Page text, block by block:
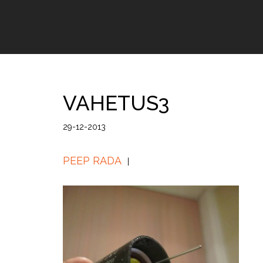
VAHETUS3
29-12-2013
PEEP RADA